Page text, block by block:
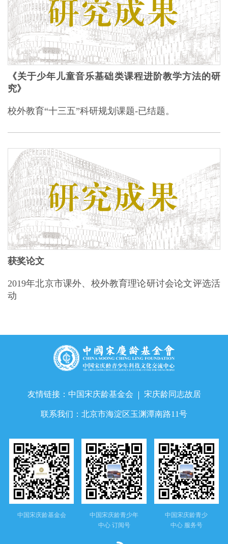
《关于少年儿童音乐基础类课程进阶教学方法的研
究》
校外教育“十三五”科研规划课题-已结题。
获奖论文
2019年北京市课外、校外教育理论研讨会论文评选活
动
友情链接： 中国宋庆龄基金会 宋庆龄同志故居
联系我们： 北京市海淀区玉渊潭南路11号
中国宋庆龄基金会
中国宋庆龄青少年
中心 订阅号
中国宋庆龄青少
中心 服务号